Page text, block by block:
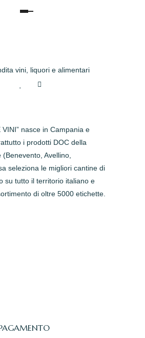
navigazione
VINI” nasce in Campania e
i prodotti DOC della
(Benevento, Avellino,
seleziona le migliori cantine di
su tutto il territorio italiano e
di oltre 5000 etichette.